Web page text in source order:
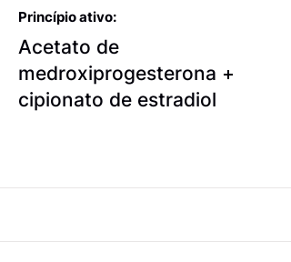
Princípio ativo:
Acetato de
medroxiprogesterona +
cipionato de estradiol